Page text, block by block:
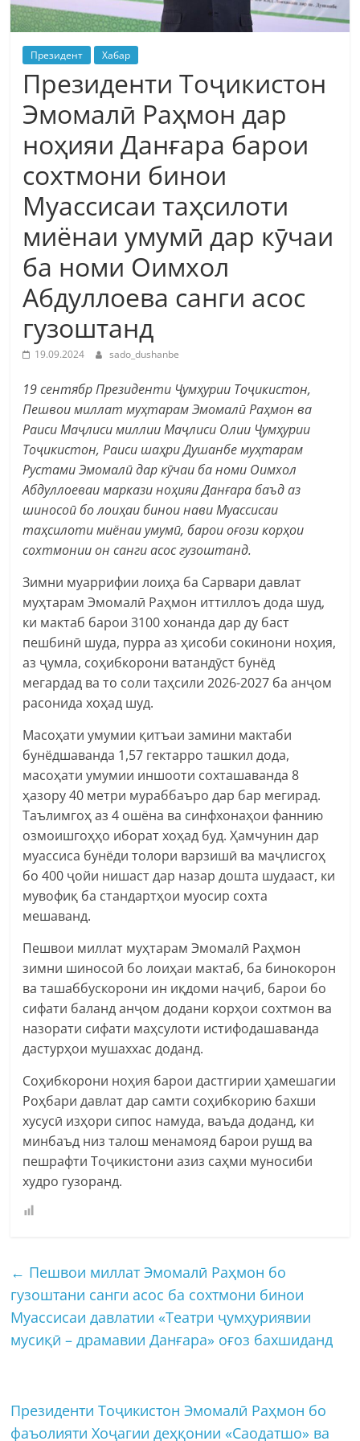
Президент Хабар
Президенти Тоҷикистон
Эмомалӣ Раҳмон дар
ноҳияи Данғара барои
сохтмони бинои
Муассисаи таҳсилоти
миёнаи умумӣ дар кӯчаи
ба номи Оимхол
Абдуллоева санги асос
гузоштанд
19.09.2024 sado_dushanbe
19 сентябр Президенти Ҷумҳурии Тоҷикистон,
Пешвои миллат муҳтарам Эмомалӣ Раҳмон ва
Раиси Маҷлиси миллии Маҷлиси Олии Ҷумҳурии
Тоҷикистон, Раиси шаҳри Душанбе муҳтарам
Рустами Эмомалӣ дар кӯчаи ба номи Оимхол
Абдуллоеваи маркази ноҳияи Данғара баъд аз
шиносоӣ бо лоиҳаи бинои нави Муассисаи
таҳсилоти миёнаи умумӣ, барои оғози корҳои
сохтмонии он санги асос гузоштанд.
Зимни муаррифии лоиҳа ба Сарвари давлат
муҳтарам Эмомалӣ Раҳмон иттиллоъ дода шуд,
ки мактаб барои 3100 хонанда дар ду баст
пешбинӣ шуда, пурра аз ҳисоби сокинони ноҳия,
аз ҷумла, соҳибкорони ватандӯст бунёд
мегардад ва то соли таҳсили 2026-2027 ба анҷом
расонида хоҳад шуд.
Масоҳати умумии қитъаи замини мактаби
бунёдшаванда 1,57 гектарро ташкил дода,
масоҳати умумии иншооти сохташаванда 8
ҳазору 40 метри мураббаъро дар бар мегирад.
Таълимгоҳ аз 4 ошёна ва синфхонаҳои фаннию
озмоишгоҳҳо иборат хоҳад буд. Ҳамчунин дар
муассиса бунёди толори варзишӣ ва маҷлисгоҳ
бо 400 ҷойи нишаст дар назар дошта шудааст, ки
мувофиқ ба стандартҳои муосир сохта
мешаванд.
Пешвои миллат муҳтарам Эмомалӣ Раҳмон
зимни шиносоӣ бо лоиҳаи мактаб, ба бинокорон
ва ташаббускорони ин иқдоми наҷиб, барои бо
сифати баланд анҷом додани корҳои сохтмон ва
назорати сифати маҳсулоти истифодашаванда
дастурҳои мушаххас доданд.
Соҳибкорони ноҳия барои дастгирии ҳамешагии
Роҳбари давлат дар самти соҳибкорию бахши
хусусӣ изҳори сипос намуда, ваъда доданд, ки
минбаъд низ талош менамояд барои рушд ва
пешрафти Тоҷикистони азиз саҳми муносиби
худро гузоранд.
← Пешвои миллат Эмомалӣ Раҳмон бо
гузоштани санги асос ба сохтмони бинои
Муассисаи давлатии «Театри ҷумҳуриявии
мусиқӣ – драмавии Данғара» оғоз бахшиданд
Президенти Тоҷикистон Эмомалӣ Раҳмон бо
фаъолияти Хоҷагии деҳқонии «Саодатшо» ва